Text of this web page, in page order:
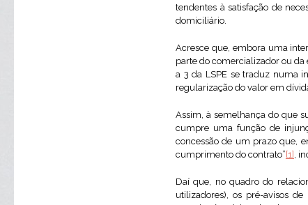
tendentes à satisfação de
domiciliário.
Acresce que, embora uma
parte do comercializador ou da
a 3 da LSPE se traduz numa
regularização do valor em
Assim, à semelhança do que
cumpre uma função de
concessão de um prazo que,
cumprimento do contrato” [1] ,
Daí que, no quadro do
utilizadores), os pré-avisos